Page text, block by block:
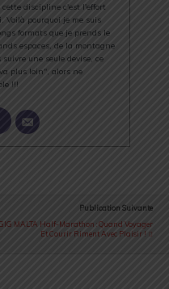
discipline c'est l'effort
Voilà pourquoi je me suis
formats que je prends le
espaces, de la montagne
une seule devise, ce
plus loin", alors ne
!!!
Publication Suivante
MALTA Half-Marathon : Quand Voyager
Et Courir Riment Avec Plaisir !